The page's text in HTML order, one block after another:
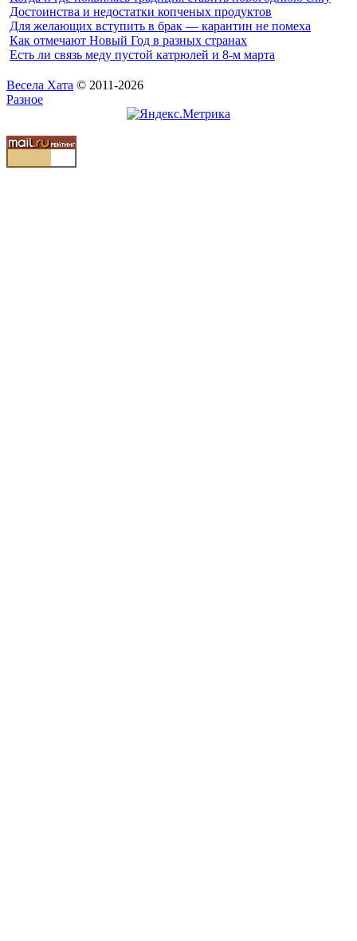
Достоинства и недостатки копченых продуктов
Для желающих вступить в брак — карантин не помеха
Как отмечают Новый Год в разных странах
Есть ли связь меду пустой катрюлей и 8-м марта
Весела Хата © 2011-2026
Разное